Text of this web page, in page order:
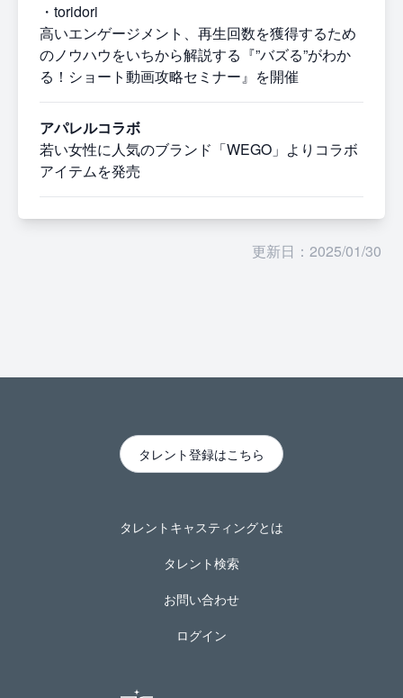
・toridori
高いエンゲージメント、再生回数を獲得するため
のノウハウをいちから解説する『”バズる”がわか
る！ショート動画攻略セミナー』を開催
アパレルコラボ
若い女性に人気のブランド「WEGO」よりコラボ
アイテムを発売
更新日：2025/01/30
タレントキャスティングとは
タレント検索
お問い合わせ
ログイン
タレント登録はこちら